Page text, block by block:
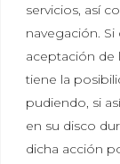
servicios, así
navegación.
aceptación de
tiene la
pudiendo, si
en su disco
dicha acción
Política de